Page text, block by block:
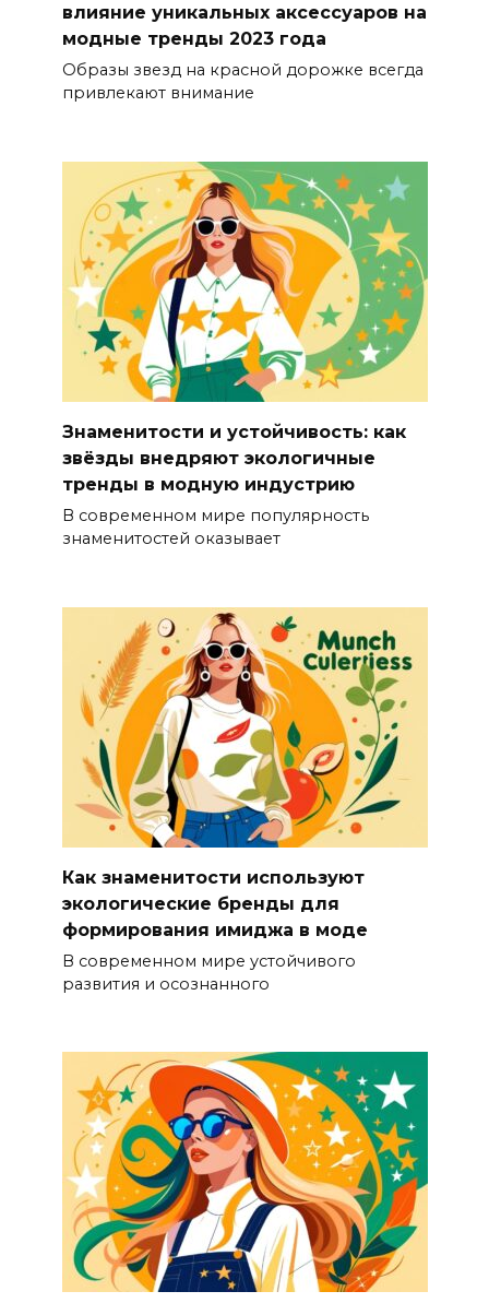
влияние уникальных аксессуаров на
модные тренды 2023 года
Образы звезд на красной дорожке всегда
привлекают внимание
Знаменитости и устойчивость: как
звёзды внедряют экологичные
тренды в модную индустрию
В современном мире популярность
знаменитостей оказывает
Как знаменитости используют
экологические бренды для
формирования имиджа в моде
В современном мире устойчивого
развития и осознанного